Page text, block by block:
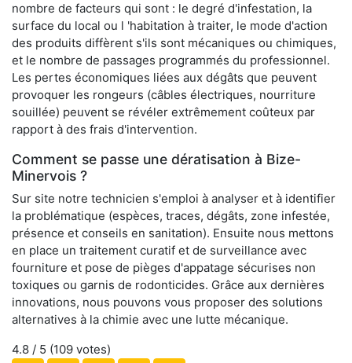
nombre de facteurs qui sont : le degré d'infestation, la
surface du local ou l 'habitation à traiter, le mode d'action
des produits diffèrent s'ils sont mécaniques ou chimiques,
et le nombre de passages programmés du professionnel.
Les pertes économiques liées aux dégâts que peuvent
provoquer les rongeurs (câbles électriques, nourriture
souillée) peuvent se révéler extrêmement coûteux par
rapport à des frais d'intervention.
Comment se passe une dératisation à Bize-
Minervois ?
Sur site notre technicien s'emploi à analyser et à identifier
la problématique (espèces, traces, dégâts, zone infestée,
présence et conseils en sanitation). Ensuite nous mettons
en place un traitement curatif et de surveillance avec
fourniture et pose de pièges d'appatage sécurises non
toxiques ou garnis de rodonticides. Grâce aux dernières
innovations, nous pouvons vous proposer des solutions
alternatives à la chimie avec une lutte mécanique.
4.8 / 5 (109 votes)